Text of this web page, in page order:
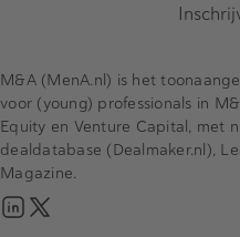
M&A (MenA.nl) is het
voor (young) professionals in
Equity en Venture Capital, met
dealdatabase (Dealmaker.nl),
Magazine.